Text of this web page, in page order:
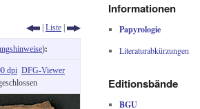
| Liste |
):
dpi DFG-Viewer
Informationen
Papyrologie
Literaturabkürzungen
Editionsbände
BGU